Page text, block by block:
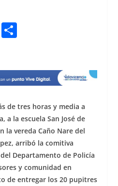
S
e
de tres horas y media a
a la escuela San José de
la vereda Caño Nare del
arribó la comitiva
Departamento de Policía
y comunidad en
de entregar los 20 pupitres